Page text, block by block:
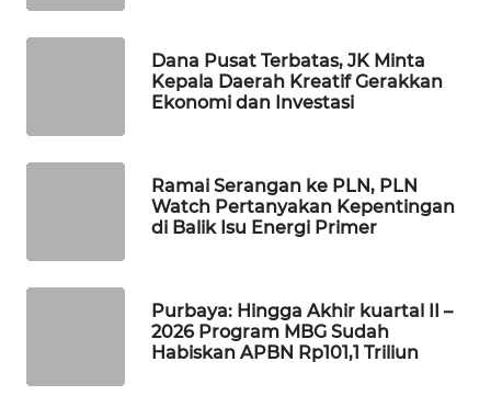
Dana Pusat Terbatas, JK Minta
Kepala Daerah Kreatif Gerakkan
Ekonomi dan Investasi
Ramai Serangan ke PLN, PLN
Watch Pertanyakan Kepentingan
di Balik Isu Energi Primer
Purbaya: Hingga Akhir kuartal II –
2026 Program MBG Sudah
Habiskan APBN Rp101,1 Triliun
KONSUMEN
LISTRIK
MAWAKA